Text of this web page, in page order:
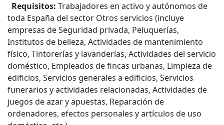
Requisitos: Trabajadores en activo y autónomos de
toda España del sector Otros servicios (incluye
empresas de Seguridad privada, Peluquerías,
Institutos de belleza, Actividades de mantenimiento
físico, Tintorerías y lavanderías, Actividades del servicio
doméstico, Empleados de fincas urbanas, Limpieza de
edificios, Servicios generales a edificios, Servicios
funerarios y actividades relacionadas, Actividades de
juegos de azar y apuestas, Reparación de
ordenadores, efectos personales y artículos de uso